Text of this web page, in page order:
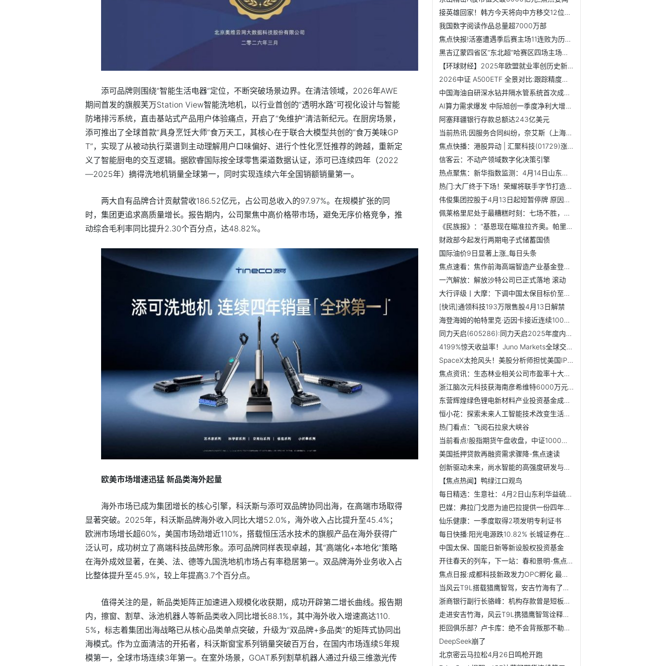
添可品牌则围绕“智能生活电器”定位，不断突破场景边界。在清洁领域，2026年AWE
期间首发的旗舰芙万Station View智能洗地机，以行业首创的“透明水路”可视化设计与智能
防堵排污系统，直击基站式产品用户体验痛点，开启了“免维护”清洁新纪元。在厨房场景，
添可推出了全球首款“具身烹饪大师”食万天工，其核心在于联合大模型共创的“食万美味GP
T”，实现了从被动执行菜谱到主动理解用户口味偏好、进行个性化烹饪推荐的跨越，重新定
义了智能厨电的交互逻辑。据欧睿国际按全球零售渠道数据认证，添可已连续四年（2022
—2025年）摘得洗地机销量全球第一，同时实现连续六年全国销额销量第一。
两大自有品牌合计贡献营收186.52亿元，占公司总收入的97.97%。在规模扩张的同
时，集团更追求高质量增长。报告期内，公司聚焦中高价格带市场，避免无序价格竞争，推
动综合毛利率同比提升2.30个百分点，达48.82%。
欧美市场增速迅猛 新品类海外起量
海外市场已成为集团增长的核心引擎，科沃斯与添可双品牌协同出海，在高端市场取得
显著突破。2025年，科沃斯品牌海外收入同比大增52.0%，海外收入占比提升至45.4%；
欧洲市场增长超60%，美国市场劲增近110%，搭载恒压活水技术的旗舰产品在海外获得广
泛认可，成功树立了高端科技品牌形象。添可品牌同样表现卓越，其“高端化+本地化”策略
在海外成效显著，在美、法、德等九国洗地机市场占有率稳居第一。双品牌海外业务收入占
比整体提升至45.9%，较上年提高3.7个百分点。
值得关注的是，新品类矩阵正加速进入规模化收获期，成功开辟第二增长曲线。报告期
内，擦窗、割草、泳池机器人等新品类收入同比增长88.1%，其中海外收入增速高达110.
5%，标志着集团出海战略已从核心品类单点突破，升级为“双品牌+多品类”的矩阵式协同出
海模式。作为立面清洁的开拓者，科沃斯窗宝系列销量突破百万台，在国内市场连续5年规
模第一，全球市场连续3年第一。在室外场景，GOAT系列割草机器人通过升级三维激光传
接英雄回家！韩方今天将向中方移交12位志愿军烈士遗骸 速讯
我国数字阅读作品总量超7000万部
焦点快报!活塞遭遇季后赛主场11连败为历史最长，上次赢球为2008年
黑吉辽蒙四省区“东北超”哈赛区四场主场赛落户阿城2万人体育...
【环球财经】2025年欧盟就业率创历史新高
2026中证 A500ETF 全景对比:跟踪精度与产品体系全梳理
中国海油自研深水钻井隔水管系统首次成功应用
AI算力需求爆发 中际旭创一季度净利大增262%_焦点快看
阿塞拜疆银行存款总额达243亿美元
当前热讯:因服务合同纠纷，奈艾斯（上海）医药科技研究有限公...
焦点快播：港股异动 | 汇聚科技(01729)涨超6% 近期谷歌链...
信客云：不动产领域数字化决策引擎
热点聚焦：新华指数监测：4月14日山东港口大商中心钢坯价格微...
热门:大厂终于下场！荣耀将联手字节打造豆包手机
伟俊集团控股于4月13日起短暂停牌 原因待公布 微头条
佩莱格里尼处于最糟糕时刻：七场不胜，皇家贝蒂斯在欧冠争夺...
《民族报》：“基恩现在瞄准拉齐奥。帕里西和所罗门存疑”
财政部今起发行两期电子式储蓄国债
国际油价9日显著上涨_每日头条
焦点速看：焦作前海高端智造产业基金登记成立 出资额10亿
一汽解放：解放沙特公司已正式落地 滚动
大行评级丨大摩：下调中国太保目标价至46港元，维持“增持”...
[快讯]通领科技193万限售股4月13日解禁
海登海姆的帕特里克·迈因卡接近连续100场德甲90分钟比赛
同力天启(605286):同力天启2025年度内部控制审计报告
4199%惊天收益率！Juno Markets全球交易大赛冠军独揽5万美金
SpaceX太抢风头！美股分析师担忧美国IPO市场或反受其累|实时焦点
焦点资讯：生态林业相关公司市盈率十大排名,你更看好谁呢?(3...
浙江脑次元科技获海南彦希维特6000万元战略投资，公司估值达3亿元
东营辉煌绿色锂电新材料产业投资基金成立 出资额约12亿
恒小花：探索未来人工智能技术改变生活方式
热门看点：飞阅石拉泉大峡谷
当前看点!股指期货午盘收盘，中证1000指数期货连续跌0.49%
美国抵押贷款再融资需求骤降-焦点速读
创新驱动未来，尚水智能的高强度研发与前瞻性布局
【焦点热闻】鸭绿江口观鸟
每日精选：生意社：4月2日山东利华益硫磺价格上调
巴媒：弗拉门戈愿为迪巴拉提供一份四年合同，博卡也有意球员
仙乐健康：一季度取得2项发明专利证书
每日快播:阳光电源跌10.82% 长城证券在历史高位维持增持评级
中国太保、国能日新等新设股权投资基金
开往春天的列车，下一站：春和景明-焦点热文
焦点日报:成都科技新政发力OPC孵化 最高补助500万元
当风云T9L搭载猎鹰智驾，安吉竹海有了第三种叙事方式
浙商银行副行长骆峰：机构存款曾是短板，如今成效显著、贡献...
走进安吉竹海，风云T9L携猎鹰智驾诠释出行新境界
拒回俱乐部？卢卡库：绝不会背叛那不勒斯，我必须恢复到100%
DeepSeek崩了
北京密云马拉松4月26日鸣枪开跑